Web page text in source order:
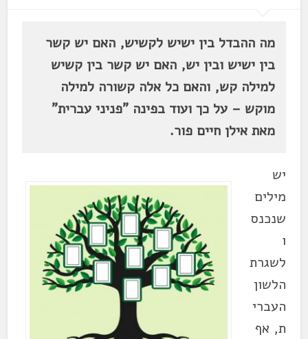
מה ההבדל בין ישיש לקשיש, האם יש קשר
בין ישיש ובין יש, האם יש קשר בין קשיש
למילה קש, והאם כל אלה קשורה למילה
מוקש – על כך ועוד בפינה "פניני עברית"
מאת אילן חיים פור.
יש
מילים
שנכנס
ו
לשגרת
הלשון
העברי
ת, אף